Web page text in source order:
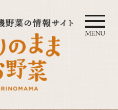
MENU